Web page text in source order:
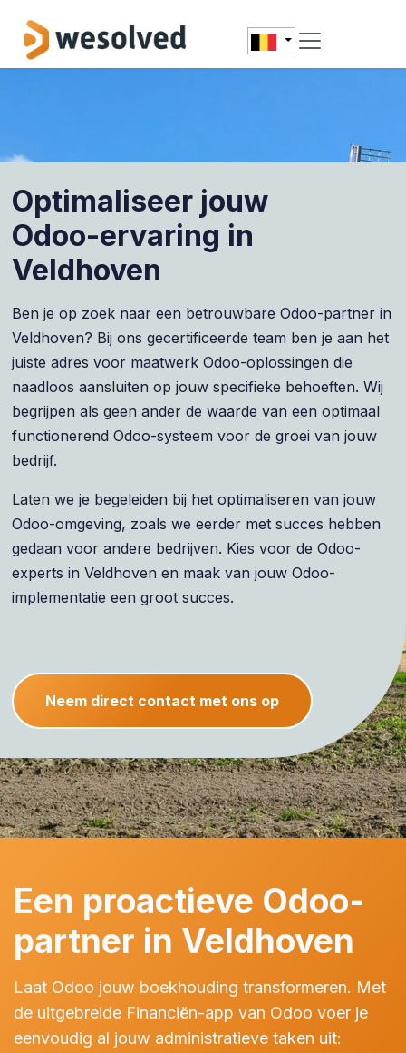
Optimaliseer jouw
Odoo-ervaring in
Veldhoven
Ben je op zoek naar een betrouwbare Odoo-partner in
Veldhoven? Bij ons gecertificeerde team ben je aan het
juiste adres voor maatwerk Odoo-oplossingen die
naadloos aansluiten op jouw specifieke behoeften. Wij
begrijpen als geen ander de waarde van een optimaal
functionerend Odoo-systeem voor de groei van jouw
bedrijf.
Laten we je begeleiden bij het optimaliseren van jouw
Odoo-omgeving, zoals we eerder met succes hebben
gedaan voor andere bedrijven. Kies voor de Odoo-
experts in Veldhoven en maak van jouw Odoo-
implementatie een groot succes.
Neem direct contact met ons op
Een proactieve Odoo-
partner in Veldhoven
Laat Odoo jouw boekhouding transformeren. Met
de uitgebreide Financiën-app van Odoo voer je
eenvoudig al jouw administratieve taken uit: